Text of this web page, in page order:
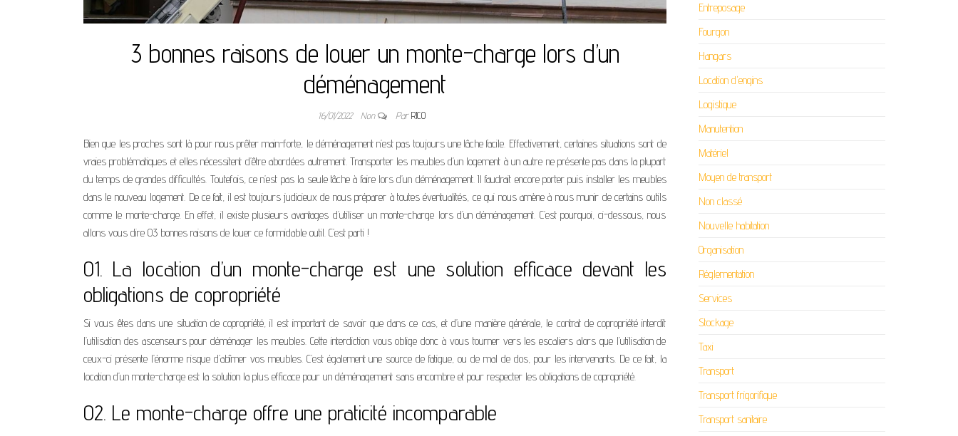
3 bonnes raisons de louer un monte-charge lors d’un
déménagement
16/01/2022 Non ParRICO
Bien que les proches sont là pour nous prêter main-forte, le déménagement n’est pas toujours une tâche facile. Effectivement, certaines situations sont de
vraies problématiques et elles nécessitent d’être abordées autrement. Transporter les meubles d’un logement à un autre ne présente pas dans la plupart
du temps de grandes difficultés. Toutefois, ce n’est pas la seule tâche à faire lors d’un déménagement. Il faudrait encore porter puis installer les meubles
dans le nouveau logement. De ce fait, il est toujours judicieux de nous préparer à toutes éventualités, ce qui nous amène à nous munir de certains outils
comme le monte-charge. En effet, il existe plusieurs avantages d’utiliser un monte-charge lors d’un déménagement. C’est pourquoi, ci-dessous, nous
allons vous dire 03 bonnes raisons de louer ce formidable outil. C’est parti !
01. La location d’un monte-charge est une solution efficace devant les
obligations de copropriété
Si vous êtes dans une situation de copropriété, il est important de savoir que dans ce cas, et d’une manière générale, le contrat de copropriété interdit
l’utilisation des ascenseurs pour déménager les meubles. Cette interdiction vous oblige donc à vous tourner vers les escaliers alors que l’utilisation de
ceux-ci présente l’énorme risque d’abîmer vos meubles. C’est également une source de fatigue, ou de mal de dos, pour les intervenants. De ce fait, la
location d’un monte-charge est la solution la plus efficace pour un déménagement sans encombre et pour respecter les obligations de copropriété.
02. Le monte-charge offre une praticité incomparable
Entreposage
Fourgon
Hangars
Location d'engins
Logistique
Manutention
Matériel
Moyen de transport
Non classé
Nouvelle habitation
Organisation
Réglementation
Services
Stockage
Taxi
Transport
Transport frigorifique
Transport sanitaire